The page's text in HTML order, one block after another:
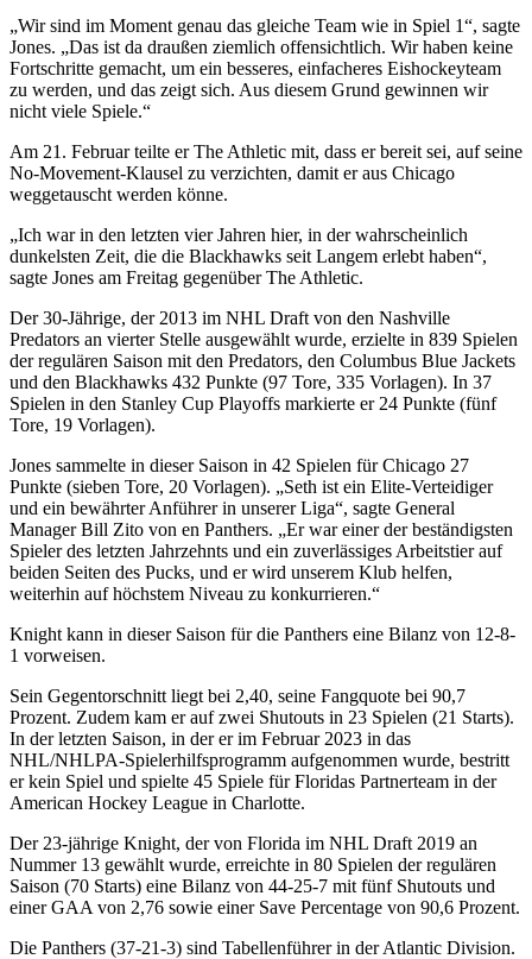
„Wir sind im Moment genau das gleiche Team wie in Spiel 1“, sagte
Jones. „Das ist da draußen ziemlich offensichtlich. Wir haben keine
Fortschritte gemacht, um ein besseres, einfacheres Eishockeyteam
zu werden, und das zeigt sich. Aus diesem Grund gewinnen wir
nicht viele Spiele.“
Am 21. Februar teilte er The Athletic mit, dass er bereit sei, auf seine
No-Movement-Klausel zu verzichten, damit er aus Chicago
weggetauscht werden könne.
„Ich war in den letzten vier Jahren hier, in der wahrscheinlich
dunkelsten Zeit, die die Blackhawks seit Langem erlebt haben“,
sagte Jones am Freitag gegenüber The Athletic.
Der 30-Jährige, der 2013 im NHL Draft von den Nashville
Predators an vierter Stelle ausgewählt wurde, erzielte in 839 Spielen
der regulären Saison mit den Predators, den Columbus Blue Jackets
und den Blackhawks 432 Punkte (97 Tore, 335 Vorlagen). In 37
Spielen in den Stanley Cup Playoffs markierte er 24 Punkte (fünf
Tore, 19 Vorlagen).
Jones sammelte in dieser Saison in 42 Spielen für Chicago 27
Punkte (sieben Tore, 20 Vorlagen). „Seth ist ein Elite-Verteidiger
und ein bewährter Anführer in unserer Liga“, sagte General
Manager Bill Zito von en Panthers. „Er war einer der beständigsten
Spieler des letzten Jahrzehnts und ein zuverlässiges Arbeitstier auf
beiden Seiten des Pucks, und er wird unserem Klub helfen,
weiterhin auf höchstem Niveau zu konkurrieren.“
Knight kann in dieser Saison für die Panthers eine Bilanz von 12-8-
1 vorweisen.
Sein Gegentorschnitt liegt bei 2,40, seine Fangquote bei 90,7
Prozent. Zudem kam er auf zwei Shutouts in 23 Spielen (21 Starts).
In der letzten Saison, in der er im Februar 2023 in das
NHL/NHLPA-Spielerhilfsprogramm aufgenommen wurde, bestritt
er kein Spiel und spielte 45 Spiele für Floridas Partnerteam in der
American Hockey League in Charlotte.
Der 23-jährige Knight, der von Florida im NHL Draft 2019 an
Nummer 13 gewählt wurde, erreichte in 80 Spielen der regulären
Saison (70 Starts) eine Bilanz von 44-25-7 mit fünf Shutouts und
einer GAA von 2,76 sowie einer Save Percentage von 90,6 Prozent.
Die Panthers (37-21-3) sind Tabellenführer in der Atlantic Division.